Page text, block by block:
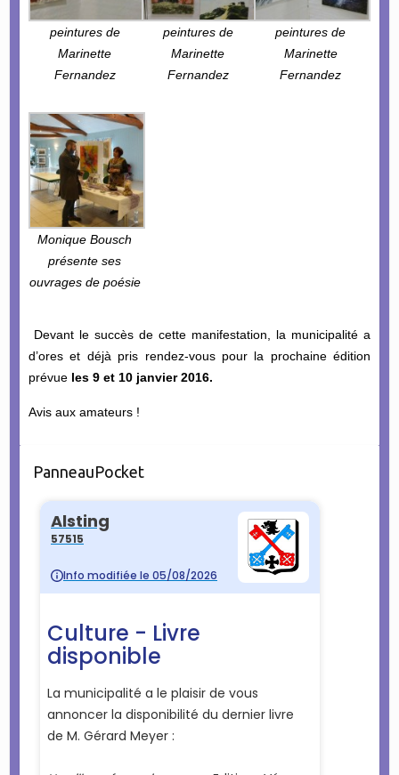
peintures de
Marinette
Fernandez
peintures de
Marinette
Fernandez
peintures de
Marinette
Fernandez
Monique Bousch
présente ses
ouvrages de poésie
Devant le succès de cette manifestation, la municipalité a
d’ores et déjà pris rendez-vous pour la prochaine édition
prévueles 9 et 10 janvier 2016.
Avis aux amateurs !
PanneauPocket